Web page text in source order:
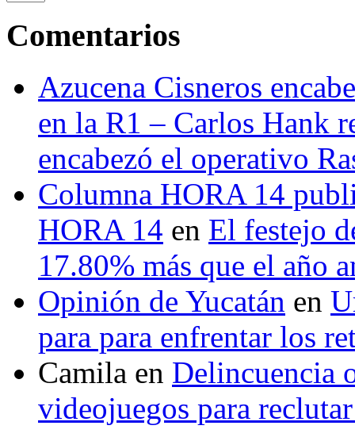
Comentarios
Azucena Cisneros
en la R1 – Carlos Hank
encabezó el operativo
Columna HORA 14
HORA 14 en El festejo
17.80% más que el año
Opinión de Yucatán en
para para enfrentar los
Camila en Delincuencia
videojuegos para